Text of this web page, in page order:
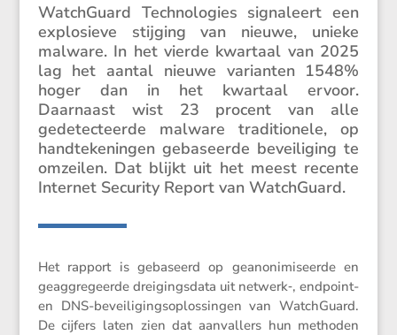
Watch­Guard Techno­lo­gies signa­leert een
explo­sieve stijging van nieuwe, unieke
malware. In het vierde kwartaal van 2025
lag het aantal nieuwe varianten 1548%
hoger dan in het kwartaal ervoor.
Daarnaast wist 23 procent van alle
gedetec­teerde malware tradi­ti­o­nele, op
handte­ke­ningen gebaseerde bevei­li­ging te
omzeilen. Dat blijkt uit het meest recente
Internet Security Report van WatchGuard.
Het rapport is gebaseerd op geano­ni­mi­seerde en
geaggre­geerde dreigings­data uit netwerk‑, endpoint-
en DNS-bevei­li­gings­op­los­singen van Watch­Guard.
De cijfers laten zien dat aanval­lers hun methoden